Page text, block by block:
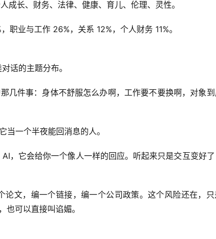
长、财务、法律、健康、育儿、伦理、灵性。
业与工作 26%，关系 12%，个人财务 11%。
话的主题分布。
几件事：身体不舒服怎么办啊，工作要不要换啊，对象
一个半夜能回消息的人。
，它会给你一个像人一样的回应。听起来只是交互变好
文，编一个链接，编一个公司政策。这个风险还在，
可以直接叫谄媚。